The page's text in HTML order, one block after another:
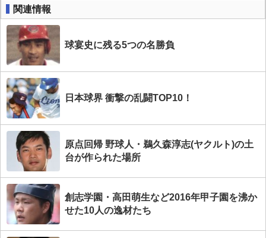
関連情報
球宴史に残る5つの名勝負
日本球界 衝撃の乱闘TOP10！
原点回帰 野球人・鵜久森淳志(ヤクルト)の土
台が作られた場所
創志学園・高田萌生など2016年甲子園を沸か
せた10人の逸材たち